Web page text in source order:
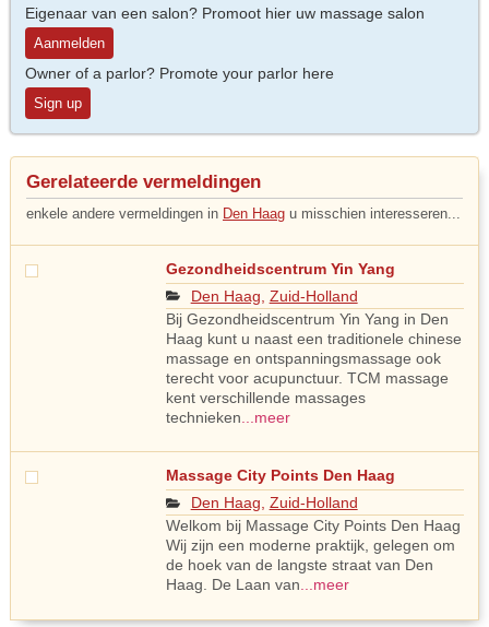
Eigenaar van een salon? Promoot hier uw massage salon
Aanmelden
Owner of a parlor? Promote your parlor here
Sign up
Gerelateerde vermeldingen
enkele andere vermeldingen in Den Haag u misschien interesseren...
Gezondheidscentrum Yin Yang
Den Haag Zuid-Holland
Bij Gezondheidscentrum Yin Yang in Den
Haag kunt u naast een traditionele chinese
massage en ontspanningsmassage ook
terecht voor acupunctuur. TCM massage
kent verschillende massages
technieken ...meer
Massage City Points Den Haag
Den Haag Zuid-Holland
Welkom bij Massage City Points Den Haag
Wij zijn een moderne praktijk, gelegen om
de hoek van de langste straat van Den
Haag. De Laan van ...meer